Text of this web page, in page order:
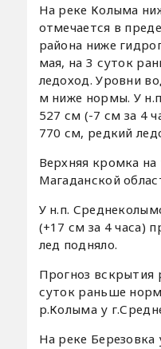
На реке Колыма
отмечается в
района ниже
мая, на 3 суток
ледоход. Уровни
м ниже нормы. У
527 см (-7 см за 4
770 см, редкий
Верхняя кромка
Магаданской
У н.п.
(+17 см за 4 часа)
лед подняло.
Прогноз вскрытия
суток раньше
р.Колыма у
На реке Березовка